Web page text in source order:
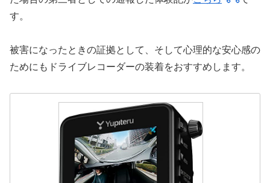
す。
被害になったときの証拠として、そして心理的な安心感の
ためにもドライブレコーダーの装着をおすすめします。